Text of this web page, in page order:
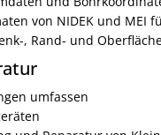
von NIDEK und
, Rand- und
umfassen